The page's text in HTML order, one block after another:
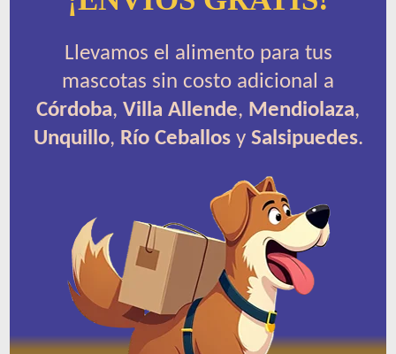
Llevamos el alimento para tus
mascotas sin costo adicional a
Córdoba, Villa Allende, Mendiolaza,
Unquillo, Río Ceballosy Salsipuedes.